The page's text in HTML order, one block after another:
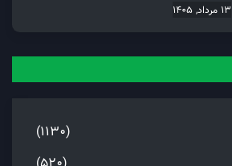
13 مرداد, 1405
(1130)